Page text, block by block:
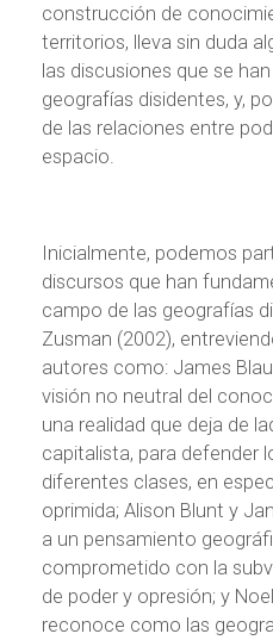
construcción de
territorios, lleva sin duda
las discusiones que se
geografías disidentes, y,
de las relaciones entre
espacio.
Inicialmente, podemos
discursos que han
campo de las geografías
Zusman (2002),
autores como: James
visión no neutral del
una realidad que deja de
capitalista, para defender
diferentes clases, en
oprimida; Alison Blunt y
a un pensamiento
comprometido con la
de poder y opresión; y
reconoce como las